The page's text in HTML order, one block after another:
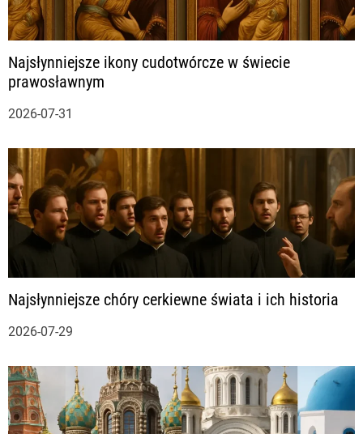
a
w
p
i
s
Najsłynniejsze ikony cudotwórcze w świecie
prawosławnym
2026-07-31
Najsłynniejsze chóry cerkiewne świata i ich historia
2026-07-29